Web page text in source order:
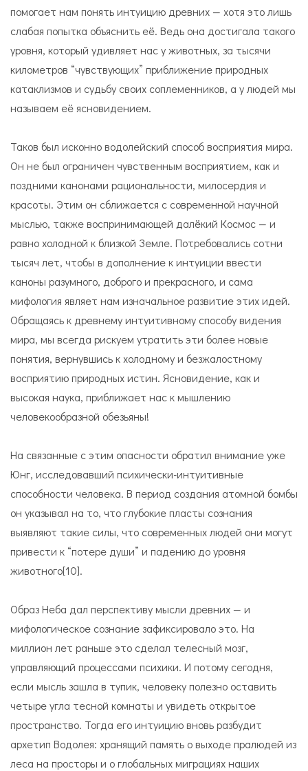
помогает нам понять интуицию древних — хотя это лишь
слабая попытка объяснить её. Ведь она достигала такого
уровня, который удивляет нас у животных, за тысячи
километров “чувствующих” приближение природных
катаклизмов и судьбу своих соплеменников, а у людей мы
называем её ясновидением.
Таков был исконно водолейский способ восприятия мира.
Он не был ограничен чувственным восприятием, как и
поздними канонами рациональности, милосердия и
красоты. Этим он сближается с современной научной
мыслью, также воспринимающей далёкий Космос — и
равно холодной к близкой Земле. Потребовались сотни
тысяч лет, чтобы в дополнение к интуиции ввести
каноны разумного, доброго и прекрасного, и сама
мифология являет нам изначальное развитие этих идей.
Обращаясь к древнему интуитивному способу видения
мира, мы всегда рискуем утратить эти более новые
понятия, вернувшись к холодному и безжалостному
восприятию природных истин. Ясновидение, как и
высокая наука, приближает нас к мышлению
человекообразной обезьяны!
На связанные с этим опасности обратил внимание уже
Юнг, исследовавший психически-интуитивные
способности человека. В период создания атомной бомбы
он указывал на то, что глубокие пласты сознания
выявляют такие силы, что современных людей они могут
привести к “потере души” и падению до уровня
животного[10].
Образ Неба дал перспективу мысли древних — и
мифологическое сознание зафиксировало это. На
миллион лет раньше это сделал телесный мозг,
управляющий процессами психики. И потому сегодня,
если мысль зашла в тупик, человеку полезно оставить
четыре угла тесной комнаты и увидеть открытое
пространство. Тогда его интуицию вновь разбудит
архетип Водолея: хранящий память о выходе пралюдей из
леса на просторы и о глобальных миграциях наших